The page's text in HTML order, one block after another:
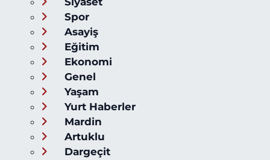
Spor
Asayiş
Eğitim
Ekonomi
Genel
Yaşam
Yurt Haberler
Mardin
Artuklu
Dargeçit